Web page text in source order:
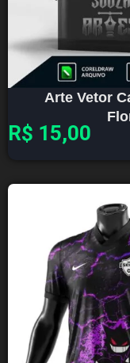
Arte Vetor
R$ 15,00